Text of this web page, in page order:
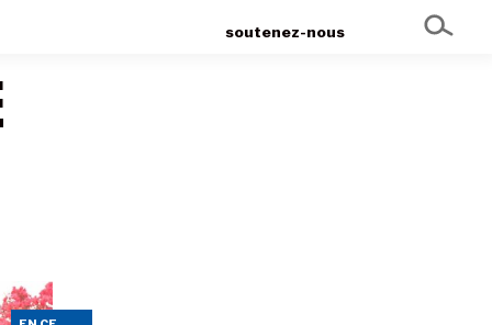
soutenez-nous